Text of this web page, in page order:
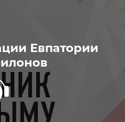
Евпатории